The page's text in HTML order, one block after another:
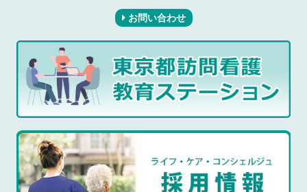
お問い合わせ